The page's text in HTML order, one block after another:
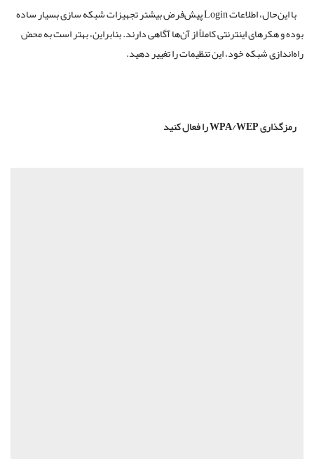
با این‌حال، اطلاعات Login پیش‌فرض بیشتر تجهیزات شبکه سازی بسیار ساده
اینترنتی کاملاً از آن‌ها آگاهی دارند. بنابراین، بهتر است به محض
شبکه خود، این تنظیمات را تغییر دهید.
WPA/WEPرا فعال کنید